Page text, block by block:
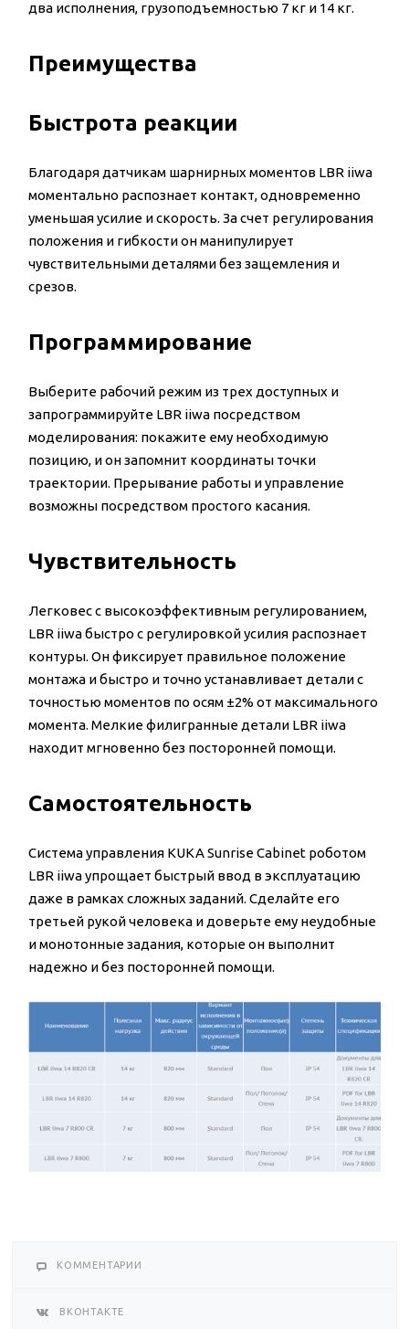
два исполнения, грузоподъемностью 7 кг и 14 кг.
Преимущества
Быстрота реакции
Благодаря датчикам шарнирных моментов LBR iiwa
моментально распознает контакт, одновременно
уменьшая усилие и скорость. За счет регулирования
положения и гибкости он манипулирует
чувствительными деталями без защемления и
срезов.
Программирование
Выберите рабочий режим из трех доступных и
запрограммируйте LBR iiwa посредством
моделирования: покажите ему необходимую
позицию, и он запомнит координаты точки
траектории. Прерывание работы и управление
возможны посредством простого касания.
Чувствительность
Легковес с высокоэффективным регулированием,
LBR iiwa быстро с регулировкой усилия распознает
контуры. Он фиксирует правильное положение
монтажа и быстро и точно устанавливает детали с
точностью моментов по осям ±2% от максимального
момента. Мелкие филигранные детали LBR iiwa
находит мгновенно без посторонней помощи.
Самостоятельность
Система управления KUKA Sunrise Cabinet роботом
LBR iiwa упрощает быстрый ввод в эксплуатацию
даже в рамках сложных заданий. Сделайте его
третьей рукой человека и доверьте ему неудобные
и монотонные задания, которые он выполнит
надежно и без посторонней помощи.
КОММЕНТАРИИ
ВКОНТАКТЕ